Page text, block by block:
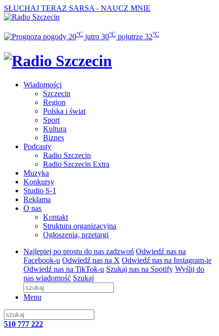
SŁUCHAJ TERAZ SARSA - NAUCZ MNIE
20°C jutro 30°C pojutrze 32°C
Wiadomości
Szczecin
Region
Polska i świat
Sport
Kultura
Biznes
Podcasty
Radio Szczecin
Radio Szczecin Extra
Muzyka
Konkursy
Studio S-1
Reklama
O nas
Kontakt
Struktura organizacyjna
Ogłoszenia, przetargi
Najlepiej po prostu do nas zadzwoń Odwiedź nas na
Facebook-u Odwiedź nas na X Odwiedź nas na Instagram-ie
Odwiedź nas na TikTok-u Szukaj nas na Spotify Wyślij do
nas wiadomość Szukaj
Menu
510 777 222